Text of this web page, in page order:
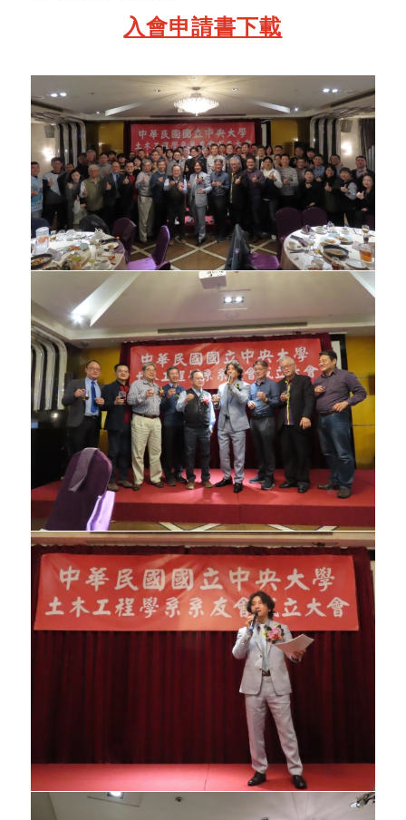
於九十六年十月二十二、二十三日來校進行
等各領域之系友代表與委員座談，而本次非
常感謝鍾毓東、廖溪同、吳沛軫、孫天民、
何樹根等五位系友協助本次之實地訪評。
民國九十六年六月九日校慶當天於土木系舉
辦系友會理監事大會暨第五屆傑出系友頒獎
典禮，當天將近有80位系友返校參加活動，
會後並邀請傑出系友獲獎人陳俊賢教授（加
州大學洛杉磯校區）進行專題演講。
民國九十五年十二月十五日（五）晚上六
時，於國父紀念館２樓－立德飯店舉行『國
立中央大學土木系系友歲末感恩暨聯誼餐
會』，共有117位系友參與。
民國九十五年九月舉辦大地組教師節活動暨
組友聯誼活動。
民國九十三年九月傑出系友頒獎典禮。
民國九十二年三月系學會邀請兩位系友羅智
騰及鄭芝貴，向學弟說明目前就業市場的方
向，並提出他們的看法，期能幫助即將畢業
的同學，在就業的路上，能夠更為順遂。
系友會配合母系舉辦『傑出系友』遴選活
動，在多次聯繫及開會討論後，終於選出了
第一屆的傑出系友，分別為鄒祖焜（34
級）、張昭焚（63級）、孫天民（63級）、
李江山（64級）、鍾毓東（64級）、廖溪同
（70級）、葉俊宏（70級）、張添晉（博
77級）、簡連貴（博78級）、呂鴻光（博
84級）等十位系友，系友會並於九十年六月
入會申請書下載